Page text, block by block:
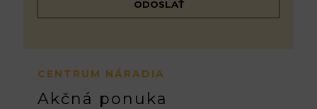
CENTRUM NÁRADIA
Akčná ponuka